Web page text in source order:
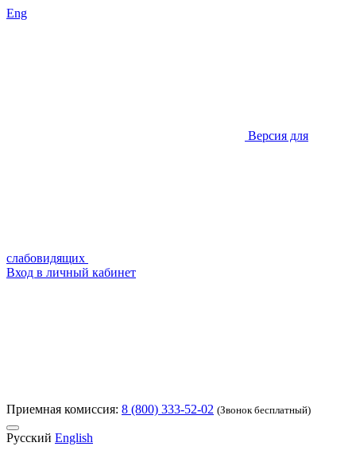
Eng
Версия для
слабовидящих
Вход в личный кабинет
Приемная комиссия: 8 (800) 333-52-02 (Звонок бесплатный)
Русский English